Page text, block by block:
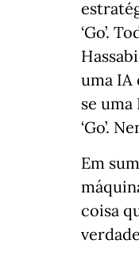
‘Go’.
uma IA
se
‘Go’.
Em
coisa